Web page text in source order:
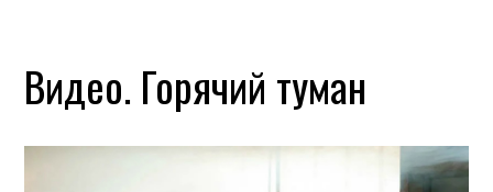
Видео. Горячий туман